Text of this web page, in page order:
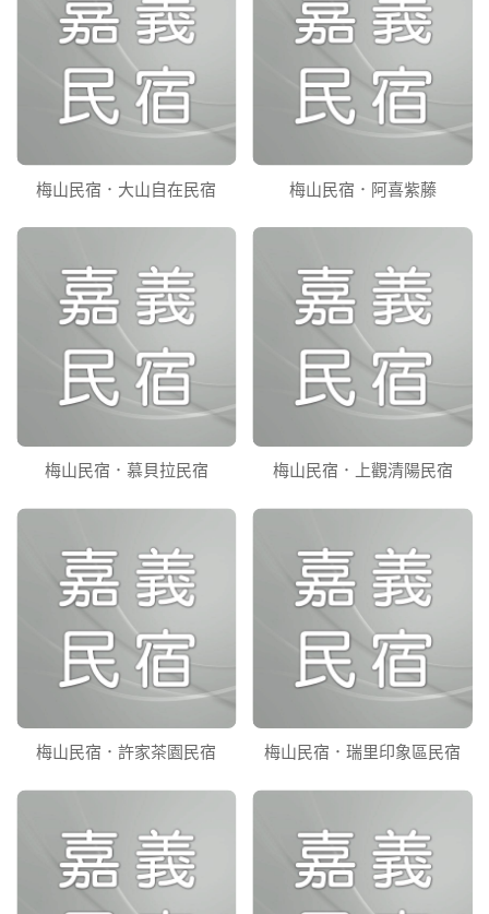
梅山民宿．大山自在民宿 梅山民宿．阿喜紫藤
梅山民宿．慕貝拉民宿 梅山民宿．上觀清陽民宿
梅山民宿．許家茶園民宿 梅山民宿．瑞里印象區民宿